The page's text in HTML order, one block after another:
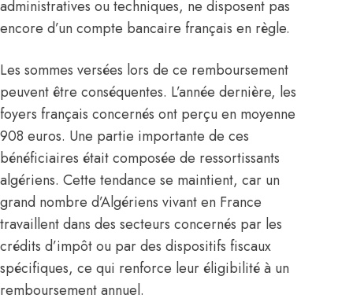
administratives ou techniques, ne disposent pas
encore d’un compte bancaire français en règle.
Les sommes versées lors de ce remboursement
peuvent être conséquentes. L’année dernière, les
foyers français concernés ont perçu en moyenne
908 euros. Une partie importante de ces
bénéficiaires était composée de ressortissants
algériens. Cette tendance se maintient, car un
grand nombre d’Algériens vivant en France
travaillent dans des secteurs concernés par les
crédits d’impôt ou par des dispositifs fiscaux
spécifiques, ce qui renforce leur éligibilité à un
remboursement annuel.